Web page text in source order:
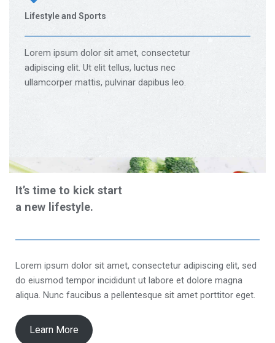
Lifestyle and Sports
Lorem ipsum dolor sit amet, consectetur
adipiscing elit. Ut elit tellus, luctus nec
ullamcorper mattis, pulvinar dapibus leo.
It’s time to kick start
a new lifestyle.
Lorem ipsum dolor sit amet, consectetur adipiscing elit, sed
do eiusmod tempor incididunt ut labore et dolore magna
aliqua. Nunc faucibus a pellentesque sit amet porttitor eget.
Learn More